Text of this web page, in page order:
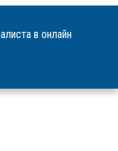
в онлайн